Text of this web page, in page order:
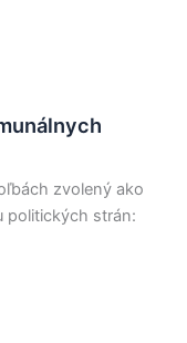
zvolený ako
politických strán: